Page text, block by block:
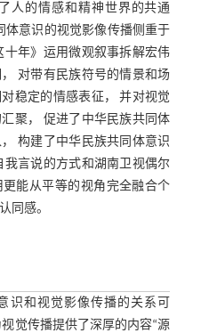
人的情感和精神世界的共通
体意识的视觉影像传播侧重于
十年》运用微观叙事拆解宏伟
对带有民族符号的情景和场
稳定的情感表征， 并对视觉
聚， 促进了中华民族共同体
构建了中华民族共同体意识
我言说的方式和湖南卫视偶尔
能从平等的视角完全融合个
同感。
识和视觉影像传播的关系可
觉传播提供了深厚的内容“源